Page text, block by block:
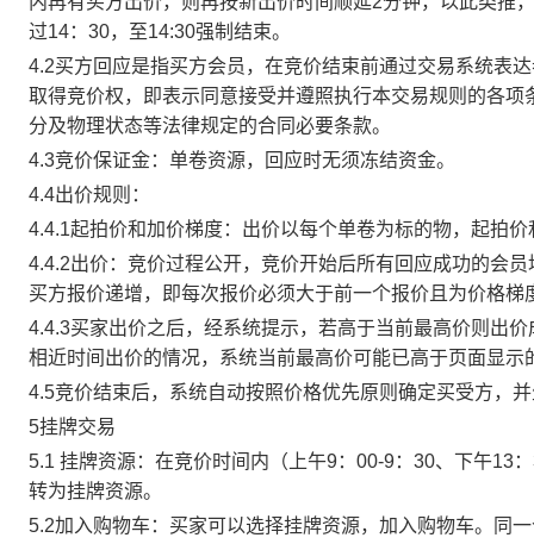
过14：30，至14:30强制结束。
4.2买方回应是指买方会员，在竞价结束前通过交易系统表
取得竞价权，即表示同意接受并遵照执行本交易规则的各
分及物理状态等法律规定的合同必要条款。
4.3竞价保证金：单卷资源，回应时无须冻结资金。
4.4出价规则：
4.4.1起拍价和加价梯度：出价以每个单卷为标的物，起拍
4.4.2出价：竞价过程公开，竞价开始后所有回应成功的会
买方报价递增，即每次报价必须大于前一个报价且为价格
4.4.3买家出价之后，经系统提示，若高于当前最高价则出
相近时间出价的情况，系统当前最高价可能已高于页面显示
4.5竞价结束后，系统自动按照价格优先原则确定买受方，
5挂牌交易
5.1 挂牌资源：在竞价时间内（上午9：00-9：30、下午13
转为挂牌资源。
5.2加入购物车：买家可以选择挂牌资源，加入购物车。同